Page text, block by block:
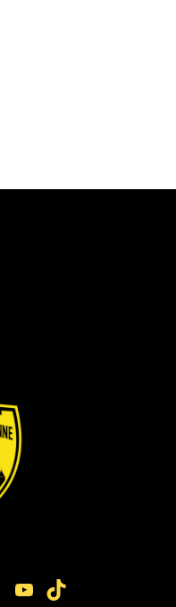
YouTube TikTok